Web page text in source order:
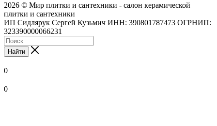
2026 © Мир плитки и сантехники - салон керамической
плитки и сантехники
ИП Сидлярук Сергей Кузьмич ИНН: 390801787473 ОГРНИП:
323390000066231
Найти
0
0